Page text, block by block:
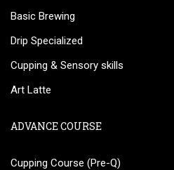
Basic Brewing
Drip Specialized
Cupping & Sensory skills
Art Latte
ADVANCE COURSE
Cupping Course (Pre-Q)